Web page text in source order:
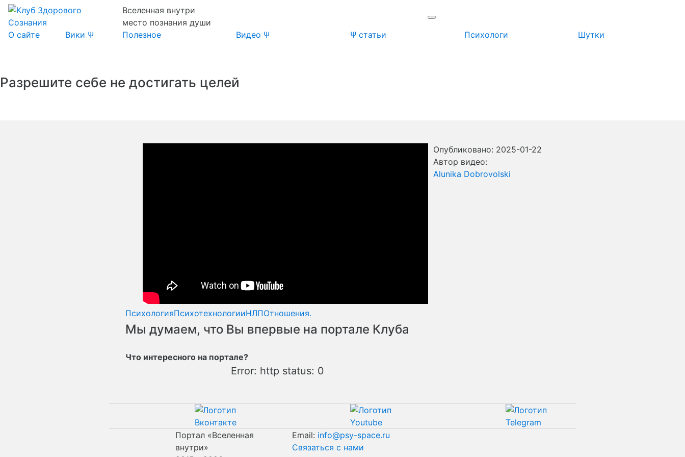
Вселенная внутри
место познания души
О сайте
Вики Ψ Полезное Видео Ψ Ψ статьи Психологи Шутки
Разрешите себе не достигать целей
Опубликовано: 2025-01-22
Автор видео:
Alunika Dobrovolski
ПсихологияПсихотехнологииНЛПОтношения.
Мы думаем, что Вы впервые на портале Клуба
Что интересного на портале?
Error: http status: 0
Портал «Вселенная
внутри»
Email: info@psy-space.ru
Связаться с нами